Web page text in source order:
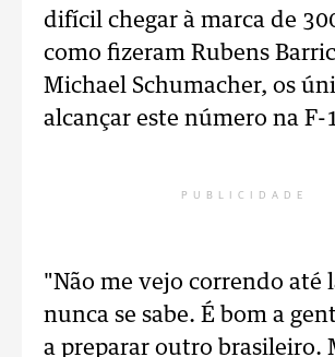
difícil chegar à marca de
como fizeram Rubens
Michael Schumacher, os
alcançar este número na F-
PUBLICIDADE
"Não me vejo correndo até
nunca se sabe. É bom a
a preparar outro brasileiro.